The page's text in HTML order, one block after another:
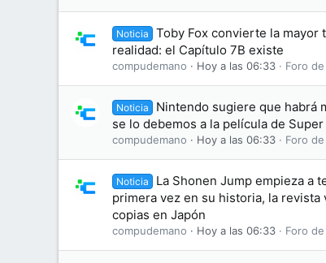
Noticia
Toby Fox convierte la mayor
realidad: el Capítulo 7B existe
compudemano Hoy a las 06:33 Foro
Noticia
Nintendo sugiere que habrá
se lo debemos a la película de
compudemano Hoy a las 06:33 Foro
Noticia
La Shonen Jump empieza a
primera vez en su historia, la
copias en Japón
compudemano Hoy a las 06:33 Foro